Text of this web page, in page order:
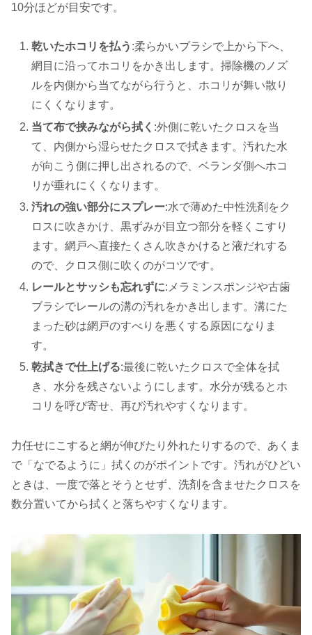
10分ほどが目安です。
乾いたホコリを払う :柔らかいブラシで上から下へ、
網目に沿ってホコリをかき出します。掃除機のノズ
ルを内側から当てながら行うと、ホコリが舞い散り
にくくなります。
当て布で挟みながら拭く :外側に乾いたクロスを当
て、内側から湿らせたクロスで拭きます。汚れた水
が向こう側に押し出されるので、ベランダ側へホコ
リが垂れにくくなります。
汚れの強い部分にスプレー:水で薄めた中性洗剤をク
ロスに吹きかけ、黒ずみが目立つ部分を軽くこすり
ます。網戸へ直接たくさん吹きかけると液だれする
ので、クロス側に吹くのがコツです。
レールとサッシも忘れずに:メラミンスポンジや古歯
ブラシでレールの溝の汚れをかき出します。溝にた
まった砂は網戸のすべりを悪くする原因になりま
す。
乾拭きで仕上げる:最後に乾いたクロスで全体を拭
き、水分を残さないようにします。水分が残るとホ
コリを呼び寄せ、再び汚れやすくなります。
力任せにこすると網が伸びたり外れたりするので、あくま
で「なでるように」拭くのがポイントです。汚れがひどい
ときは、一度で落とそうとせず、洗剤を含ませたクロスを
数分置いてから拭くと落ちやすくなります。